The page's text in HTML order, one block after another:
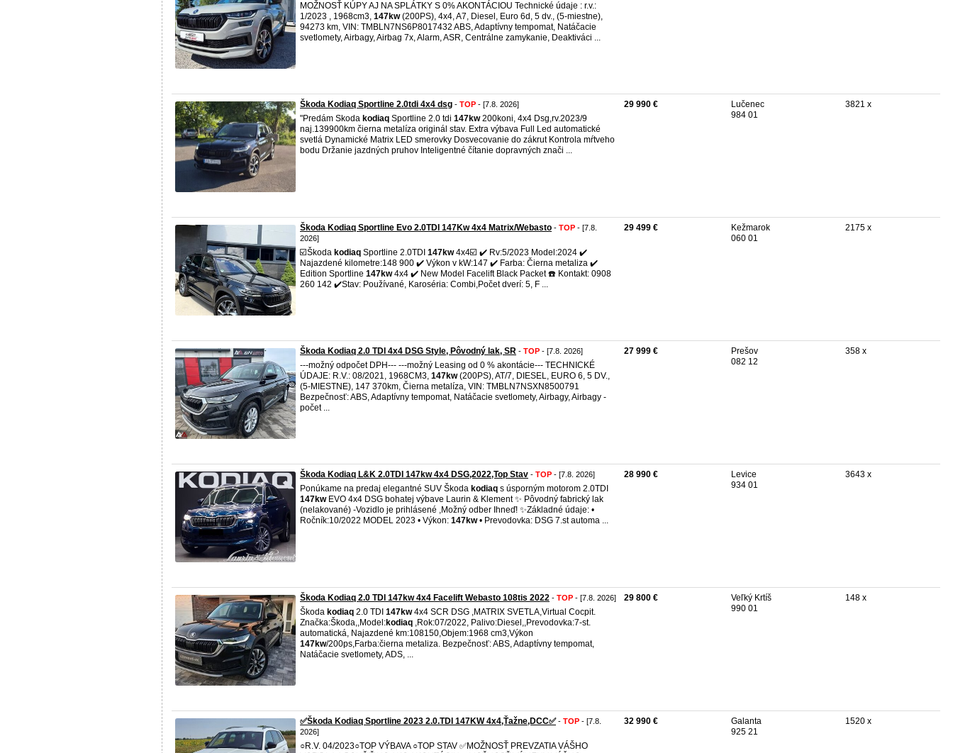
MOŽNOSŤ KÚPY AJ NA SPLÁTKY S 0% AKONTÁCIOU Technické údaje : r.v.:
1/2023 , 1968cm3, 147kw(200PS), 4x4, A7, Diesel, Euro 6d, 5 dv., (5-miestne),
94273 km, VIN: TMBLN7NS6P8017432 ABS, Adaptívny tempomat, Natáčacie
svetlomety, Airbagy, Airbag 7x, Alarm, ASR, Centrálne zamykanie, Deaktiváci ...
Škoda Kodiaq Sportline 2.0tdi 4x4 dsg - TOP - [7.8. 2026]
"Predám Skoda kodiaq Sportline 2.0 tdi 147kw200koni, 4x4 Dsg,rv.2023/9
naj.139900km čierna metalíza originál stav. Extra výbava Full Led automatické
svetlá Dynamické Matrix LED smerovky Dosvecovanie do zákrut Kontrola mŕtveho
bodu Držanie jazdných pruhov Inteligentné čítanie dopravných znači ...
29 990 €
Lučenec
984 01
3821 x
Škoda Kodiaq Sportline Evo 2.0TDI 147Kw 4x4 Matrix/Webasto - TOP - [7.8.
2026]
☑️Škoda kodiaq Sportline 2.0TDI 147kw4x4☑️ ✔️ Rv:5/2023 Model:2024 ✔️
Najazdené kilometre:148 900 ✔️ Výkon v kW:147 ✔️ Farba: Čierna metaliza ✔️
Edition Sportline 147kw4x4 ✔️ New Model Facelift Black Packet ☎️ Kontakt: 0908
260 142 ✔️Stav: Používané, Karoséria: Combi,Počet dverí: 5, F ...
29 499 €
Kežmarok
060 01
2175 x
Škoda Kodiaq 2.0 TDI 4x4 DSG Style, Pôvodný lak, SR - TOP - [7.8. 2026]
---možný odpočet DPH--- ---možný Leasing od 0 % akontácie--- TECHNICKÉ
ÚDAJE: R.V.: 08/2021, 1968CM3, 147kw(200PS), AT/7, DIESEL, EURO 6, 5 DV.,
(5-MIESTNE), 147 370km, Čierna metalíza, VIN: TMBLN7NSXN8500791
Bezpečnosť: ABS, Adaptívny tempomat, Natáčacie svetlomety, Airbagy, Airbagy -
počet ...
27 999 €
Prešov
082 12
358 x
Škoda Kodiaq L&K 2.0TDI 147kw 4x4 DSG,2022,Top Stav - TOP - [7.8. 2026]
Ponúkame na predaj elegantné SUV Škoda kodiaq s úsporným motorom 2.0TDI
147kwEVO 4x4 DSG bohatej výbave Laurin & Klement ✨ Pôvodný fabrický lak
(nelakované) -Vozidlo je prihlásené ,Možný odber Ihneď! ✨Základné údaje: •
Ročník:10/2022 MODEL 2023 • Výkon: 147kw• Prevodovka: DSG 7.st automa ...
28 990 €
Levice
934 01
3643 x
Škoda Kodiaq 2.0 TDI 147kw 4x4 Facelift Webasto 108tis 2022 - TOP - [7.8. 2026]
Škoda kodiaq 2.0 TDI 147kw4x4 SCR DSG ,MATRIX SVETLA,Virtual Cocpit.
Značka:Škoda,,Model:kodiaq ,Rok:07/2022, Palivo:Diesel,,Prevodovka:7-st.
automatická, Najazdené km:108150,Objem:1968 cm3,Výkon
147kw/200ps,Farba:čierna metaliza. Bezpečnosť: ABS, Adaptívny tempomat,
Natáčacie svetlomety, ADS, ...
29 800 €
Veľký Krtíš
990 01
148 x
✅️Škoda Kodiaq Sportline 2023 2.0.TDI 147KW 4x4,Ťažne,DCC✅️- TOP - [7.8.
2026]
○R.V. 04/2023○TOP VÝBAVA ○TOP STAV ✅️MOŽNOSŤ PREVZATIA VÁŠHO
32 990 €
Galanta
925 21
1520 x